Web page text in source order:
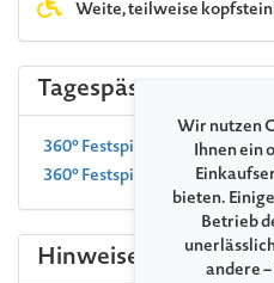
Weite, teilweise
Tagespässe
360° Festspiele MV 2-
360° Festspiele MV Sonntag
Hinweise
Wir nutzen
Ihnen ein
bieten.
Betrieb
andere